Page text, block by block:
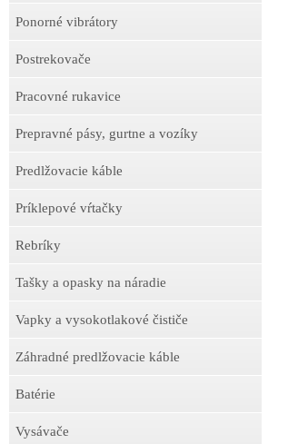
Ponorné vibrátory
Postrekovače
Pracovné rukavice
Prepravné pásy, gurtne a vozíky
Predlžovacie káble
Príklepové vŕtačky
Rebríky
Tašky a opasky na náradie
Vapky a vysokotlakové čističe
Záhradné predlžovacie káble
Batérie
Vysávače